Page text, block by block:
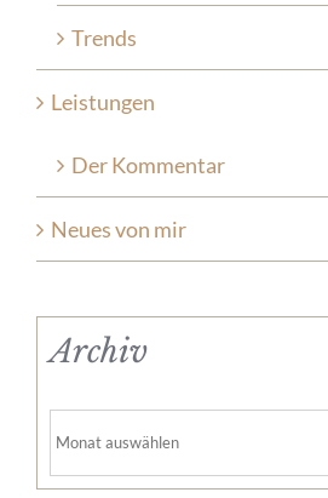
Trends
Leistungen
Der Kommentar
Neues von mir
Archiv